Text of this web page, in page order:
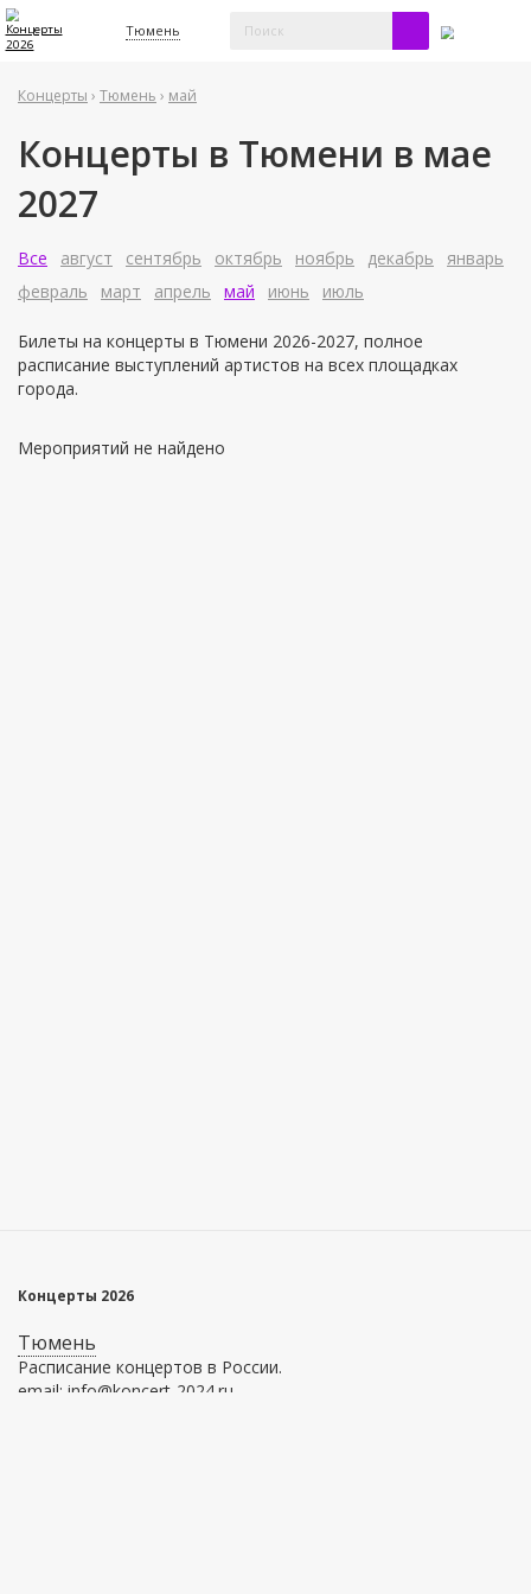
Тюмень
Концерты › Тюмень › май
Концерты в Тюмени в мае
2027
Все август сентябрь октябрь ноябрь декабрь
январь
февраль
март апрель май июнь июль
Билеты на концерты в Тюмени 2026-2027, полное
расписание выступлений артистов на всех площадках
города.
Мероприятий не найдено
Концерты 2026
Тюмень
Расписание концертов в России.
email: info@koncert-2024.ru